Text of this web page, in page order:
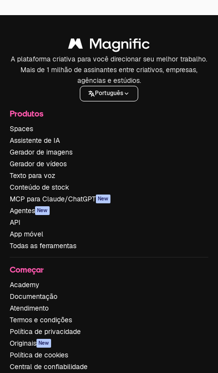
A plataforma criativa para você direcionar seu melhor trabalho.
Mais de 1 milhão de assinantes entre criativos, empresas,
agências e estúdios.
Português
Produtos
Spaces
Assistente de IA
Gerador de imagens
Gerador de vídeos
Texto para voz
Conteúdo de stock
MCP para Claude/ChatGPT New
Agentes New
API
App móvel
Todas as ferramentas
Começar
Academy
Documentação
Atendimento
Termos e condições
Política de privacidade
Originais New
Política de cookies
Central de confiabilidade